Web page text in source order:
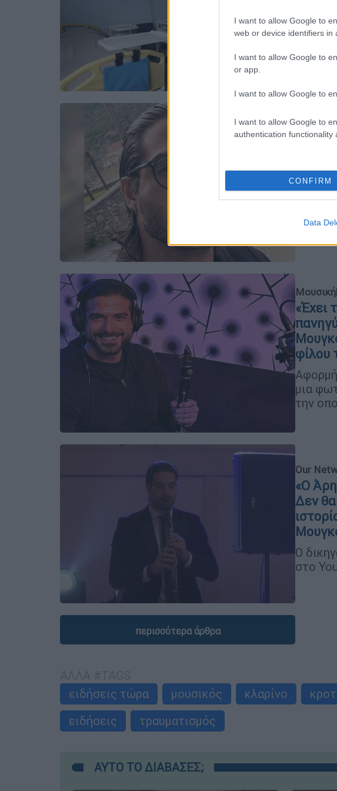
I want to allow Google to
web or device identifiers in
I want to allow Google to
or app.
I want to allow Google to
I want to allow Google to
authentication functionality
CONFIRM
Data
Οι
Ο
Ο
Μουσική|
«Έχει
φίλου
μια
την
Our
«Ο
Δεν
Ο
στο
περισσότερα άρθρα
ειδήσεις τώρα
μουσικός κλαρίνο
ειδήσεις
τραυματισμός
ΑΥΤΟ ΤΟ ΔΙΑΒΑΣΕΣ;